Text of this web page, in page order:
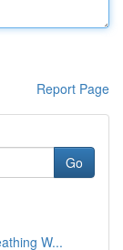
Report Page
Go
W...